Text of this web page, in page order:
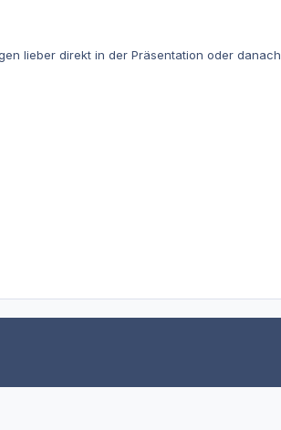
lieber direkt in der Präsentation oder